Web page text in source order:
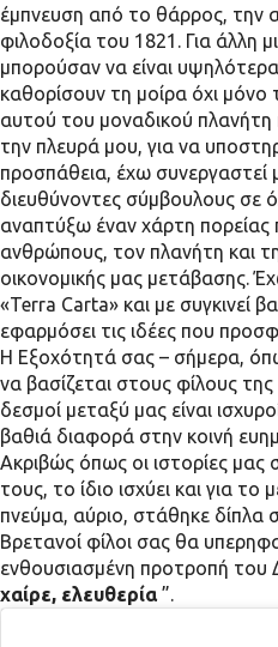
έμπνευση από το θάρρος, την
φιλοδοξία του 1821. Για άλλη
μπορούσαν να είναι
καθορίσουν τη μοίρα όχι
αυτού του μοναδικού
την πλευρά μου, για να
προσπάθεια, έχω συνεργαστεί
διευθύνοντες σύμβουλους σε
αναπτύξω έναν χάρτη πορείας
ανθρώπους, τον πλανήτη και
οικονομικής μας μετάβασης.
«Terra Carta» και με συγκινεί
εφαρμόσει τις ιδέες που
Η Εξοχότητά σας – σήμερα,
να βασίζεται στους φίλους
δεσμοί μεταξύ μας είναι
βαθιά διαφορά στην κοινή
Ακριβώς όπως οι ιστορίες μας
τους, το ίδιο ισχύει και για
πνεύμα, αύριο, στάθηκε δίπλα
Βρετανοί φίλοι σας θα
ενθουσιασμένη προτροπή του
χαίρε, ελευθερία”.